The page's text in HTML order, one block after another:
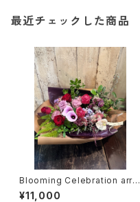
最近チェックした商品
Blooming Celebration arra
ngement（TA36）
¥11,000